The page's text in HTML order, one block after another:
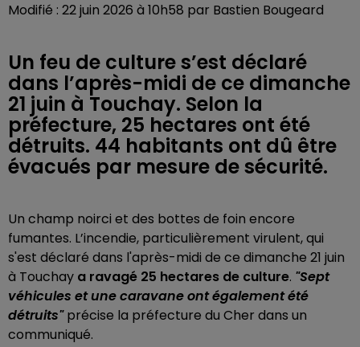
Modifié : 22 juin 2026 à 10h58 par Bastien Bougeard
Un feu de culture s’est déclaré
dans l’après-midi de ce dimanche
21 juin à Touchay. Selon la
préfecture, 25 hectares ont été
détruits. 44 habitants ont dû être
évacués par mesure de sécurité.
Un champ noirci et des bottes de foin encore
fumantes. L’incendie, particulièrement virulent, qui
s'est déclaré dans l'après-midi de ce dimanche 21 juin
à Touchay a ravagé 25 hectares de culture. "Sept
véhicules et une caravane ont également été
détruits"précise la préfecture du Cher dans un
communiqué.